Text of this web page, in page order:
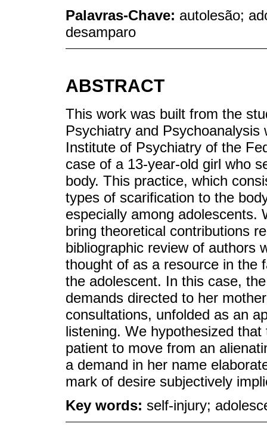
Palavras-Chave: autolesão;
desamparo
ABSTRACT
This work was built from the
Psychiatry and
Institute of Psychiatry of the
case of a 13-year-old girl who
body. This practice, which
types of scarification to the
especially among adolescents.
bring theoretical contributions
bibliographic review of authors
thought of as a resource in the
the adolescent. In this case,
demands directed to her
consultations, unfolded as an
listening. We hypothesized
patient to move from an
a demand in her name
mark of desire subjectively
Key words: self-injury;